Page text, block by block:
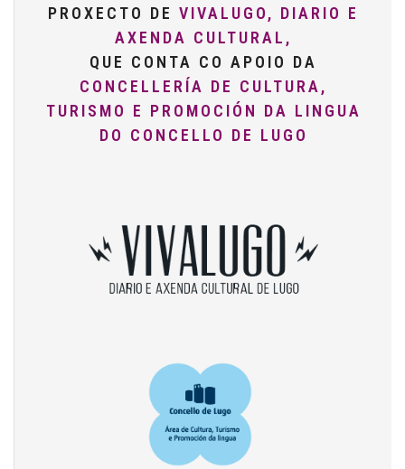
PROXECTO DE VIVALUGO, DIARIO E
AXENDA CULTURAL,
QUE CONTA CO APOIO DA
CONCELLERÍA DE CULTURA,
TURISMO E PROMOCIÓN DA LINGUA
DO CONCELLO DE LUGO